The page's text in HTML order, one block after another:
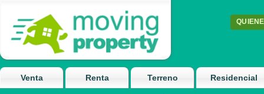
Venta Renta Terreno Residencial